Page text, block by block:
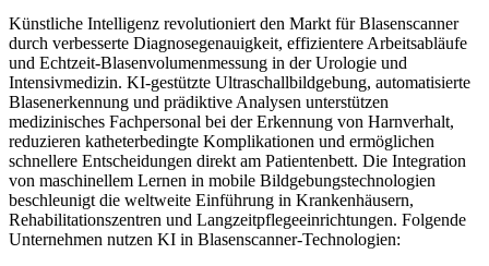
Künstliche Intelligenz revolutioniert den Markt für Blasenscanner
durch verbesserte Diagnosegenauigkeit, effizientere Arbeitsabläufe
und Echtzeit-Blasenvolumenmessung in der Urologie und
Intensivmedizin. KI-gestützte Ultraschallbildgebung, automatisierte
Blasenerkennung und prädiktive Analysen unterstützen
medizinisches Fachpersonal bei der Erkennung von Harnverhalt,
reduzieren katheterbedingte Komplikationen und ermöglichen
schnellere Entscheidungen direkt am Patientenbett. Die Integration
von maschinellem Lernen in mobile Bildgebungstechnologien
beschleunigt die weltweite Einführung in Krankenhäusern,
Rehabilitationszentren und Langzeitpflegeeinrichtungen. Folgende
Unternehmen nutzen KI in Blasenscanner-Technologien: